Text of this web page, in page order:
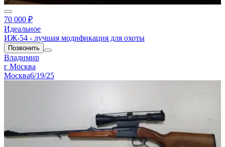
70 000 ₽
Идеальное
ИЖ-54 - лучшая модификация для охоты
Позвонить
Владимир
г Москва
Москва6/19/25